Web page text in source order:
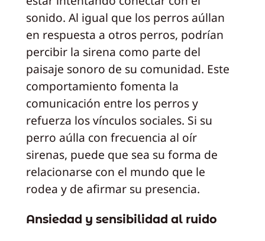
sonido. Al igual que los perros aúllan
en respuesta a otros perros, podrían
percibir la sirena como parte del
paisaje sonoro de su comunidad. Este
comportamiento fomenta la
comunicación entre los perros y
refuerza los vínculos sociales. Si su
perro aúlla con frecuencia al oír
sirenas, puede que sea su forma de
relacionarse con el mundo que le
rodea y de afirmar su presencia.
Ansiedad y sensibilidad al ruido